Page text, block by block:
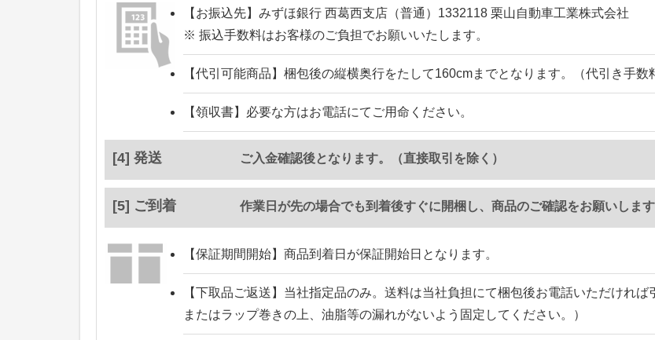
【お振込先】 みずほ銀行 西葛西支店（普通）1332118 栗山自動車工業株式会社
※ 振込手数料はお客様のご負担でお願いいたします。
【代引可能商品】 梱包後の縦横奥行をたして160cmまでとなります。（代引き手数
【領収書】 必要な方はお電話にてご用命ください。
[4] 発送 ご入金確認後となります。（直接取引を除く）
[5] ご到着 作業日が先の場合でも到着後すぐに開梱し、商品のご確認をお願いします
【保証期間開始】 商品到着日が保証開始日となります。
【下取品ご返送】 当社指定品のみ。送料は当社負担にて梱包後お電話いただけれ
またはラップ巻きの上、油脂等の漏れがないよう固定してください。）